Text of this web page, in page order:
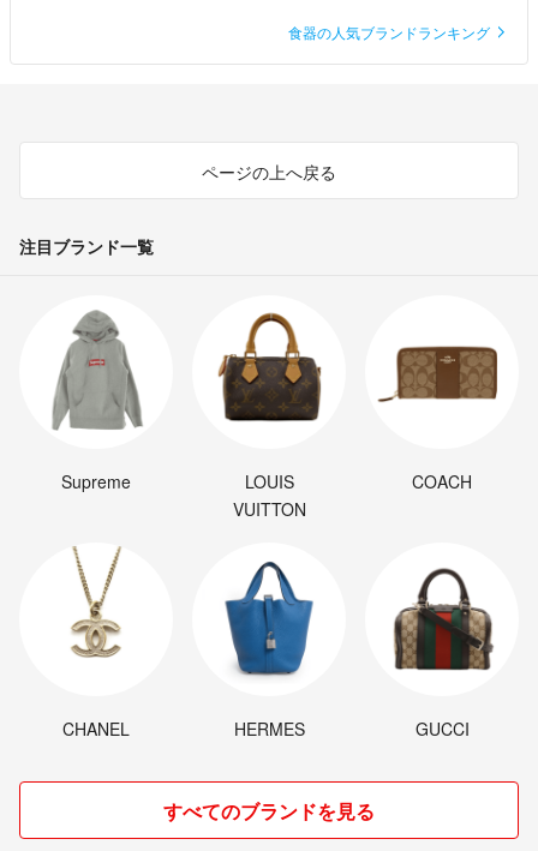
食器の人気ブランドランキング
ページの上へ戻る
注目ブランド一覧
Supreme
LOUIS
VUITTON
COACH
CHANEL HERMES GUCCI
すべてのブランドを見る